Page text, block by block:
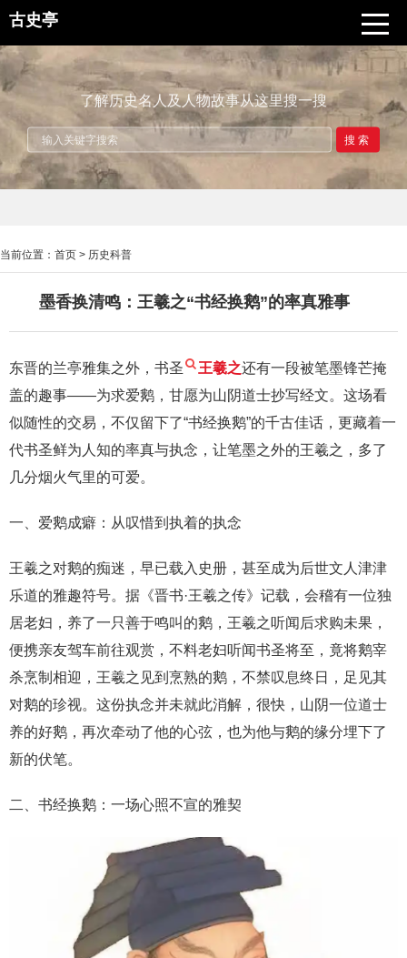
古史亭
了解历史名人及人物故事从这里搜一搜
搜索
当前位置： 首页 > 历史科普
墨香换清鸣：王羲之“书经换鹅”的率真雅事
东晋的兰亭雅集之外，书圣 王羲之还有一段被笔墨锋芒掩
盖的趣事——为求爱鹅，甘愿为山阴道士抄写经文。这场看
似随性的交易，不仅留下了“书经换鹅”的千古佳话，更藏着一
代书圣鲜为人知的率真与执念，让笔墨之外的王羲之，多了
几分烟火气里的可爱。
一、爱鹅成癖：从叹惜到执着的执念
王羲之对鹅的痴迷，早已载入史册，甚至成为后世文人津津
乐道的雅趣符号。据《晋书·王羲之传》记载，会稽有一位独
居老妇，养了一只善于鸣叫的鹅，王羲之听闻后求购未果，
便携亲友驾车前往观赏，不料老妇听闻书圣将至，竟将鹅宰
杀烹制相迎，王羲之见到烹熟的鹅，不禁叹息终日，足见其
对鹅的珍视。这份执念并未就此消解，很快，山阴一位道士
养的好鹅，再次牵动了他的心弦，也为他与鹅的缘分埋下了
新的伏笔。
二、书经换鹅：一场心照不宣的雅契